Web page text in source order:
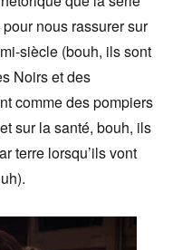
nous rassurer sur
siècle (bouh, ils sont
Noirs et des
comme des pompiers
sur la santé, bouh, ils
terre lorsqu’ils vont